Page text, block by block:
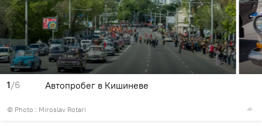
1/6
© Photo : Miroslav Rotari
Автопробег в Кишиневе